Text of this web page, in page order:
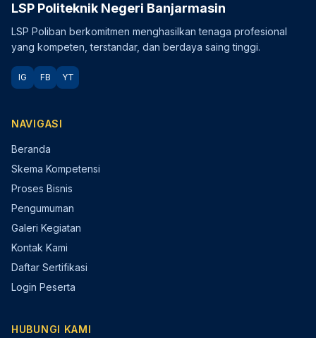
LSP Politeknik Negeri Banjarmasin
LSP Poliban berkomitmen menghasilkan tenaga profesional
yang kompeten, terstandar, dan berdaya saing tinggi.
IG FB YT
NAVIGASI
Beranda
Skema Kompetensi
Proses Bisnis
Pengumuman
Galeri Kegiatan
Kontak Kami
Daftar Sertifikasi
Login Peserta
HUBUNGI KAMI